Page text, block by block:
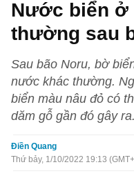
Nước biển ở
thường sau
Sau bão Noru, bờ
nước khác thường.
biển màu nâu đỏ có
dăm gỗ gần đó gây ra.
Điền Quang
Thứ bảy, 1/10/2022 19:13